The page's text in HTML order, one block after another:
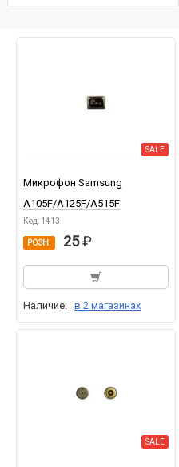
SALE
Микрофон Samsung
A105F/A125F/A515F
Код: 1413
РОЗН. 25
Наличие: в 2 магазинах
SALE